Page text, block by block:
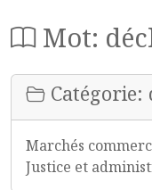
Mot:
Catégorie:
Marchés
Justice et